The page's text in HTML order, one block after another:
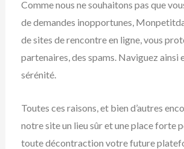
Comme nous ne souhaitons pas que
de demandes inopportunes,
de sites de rencontre en ligne, vous
partenaires, des spams. Naviguez ainsi
sérénité.
Toutes ces raisons, et bien d’autres
notre site un lieu sûr et une place forte
toute décontraction votre future